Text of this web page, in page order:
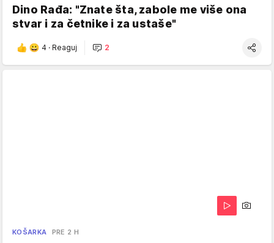
Dino Rađa: "Znate šta, zabole me više ona
stvar i za četnike i za ustaše"
4 · Reaguj 2
KOŠARKA PRE 2 H